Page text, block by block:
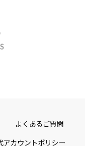
よくあるご質問
アカウントポリシー